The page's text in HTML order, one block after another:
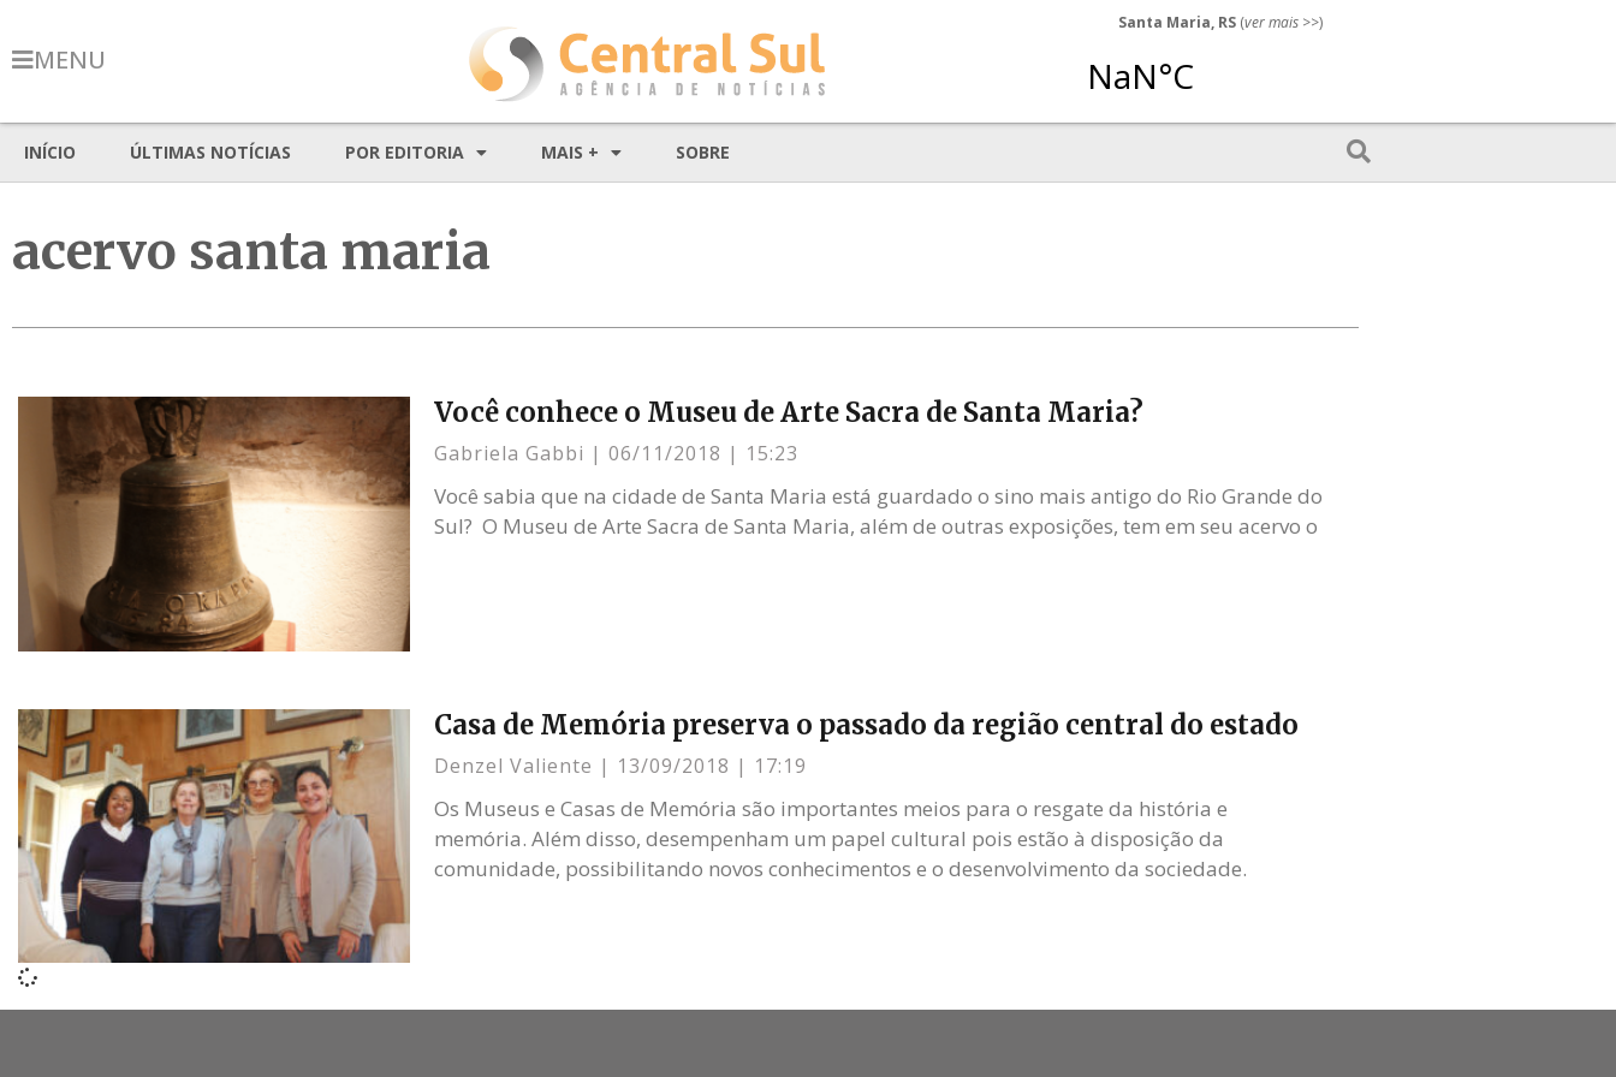
MENU
Santa Maria, RS (ver mais >>)
INÍCIO ÚLTIMAS NOTÍCIAS POR EDITORIA MAIS + SOBRE
acervo santa maria
Você conhece o Museu de Arte Sacra de Santa Maria?
Gabriela Gabbi 06/11/2018 15:23
Você sabia que na cidade de Santa Maria está guardado o sino mais antigo do Rio Grande do
Sul? O Museu de Arte Sacra de Santa Maria, além de outras exposições, tem em seu acervo o
Casa de Memória preserva o passado da região central do estado
Denzel Valiente 13/09/2018 17:19
Os Museus e Casas de Memória são importantes meios para o resgate da história e
memória. Além disso, desempenham um papel cultural pois estão à disposição da
comunidade, possibilitando novos conhecimentos e o desenvolvimento da sociedade.